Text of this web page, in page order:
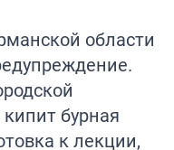
области
бурная
к лекции,